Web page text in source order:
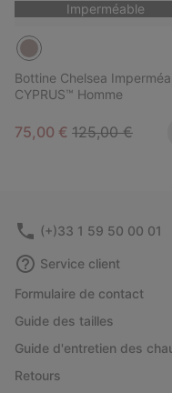
Imperméable
Bottine Chelsea
CYPRUS™ Homme
Sale price:
75,00 € Regular price:
125,00 €
(+)33 1 59 50 00 01
Service client
Formulaire de contact
Guide des tailles
Guide d'entretien des
Retours